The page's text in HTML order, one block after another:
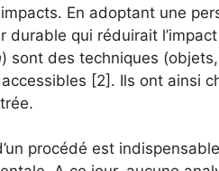
En adoptant une
durable qui réduirait
) sont des techniques
[2]. Ils ont ainsi
procédé est